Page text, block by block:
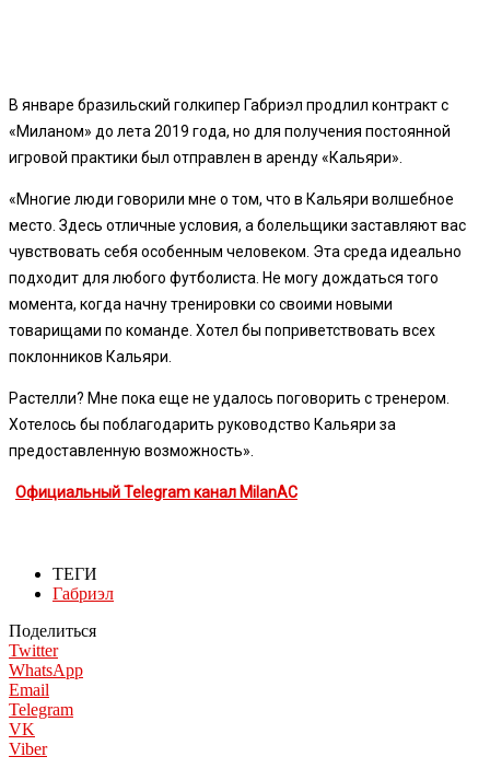
В январе бразильский голкипер Габриэл продлил контракт с
«Миланом» до лета 2019 года, но для получения постоянной
игровой практики был отправлен в аренду «Кальяри».
«Многие люди говорили мне о том, что в Кальяри волшебное
место. Здесь отличные условия, а болельщики заставляют вас
чувствовать себя особенным человеком. Эта среда идеально
подходит для любого футболиста. Не могу дождаться того
момента, когда начну тренировки со своими новыми
товарищами по команде. Хотел бы поприветствовать всех
поклонников Кальяри.
Растелли? Мне пока еще не удалось поговорить с тренером.
Хотелось бы поблагодарить руководство Кальяри за
предоставленную возможность».
Официальный Telegram канал MilanAC
ТЕГИ
Габриэл
Поделиться
Twitter
WhatsApp
Email
Telegram
VK
Viber